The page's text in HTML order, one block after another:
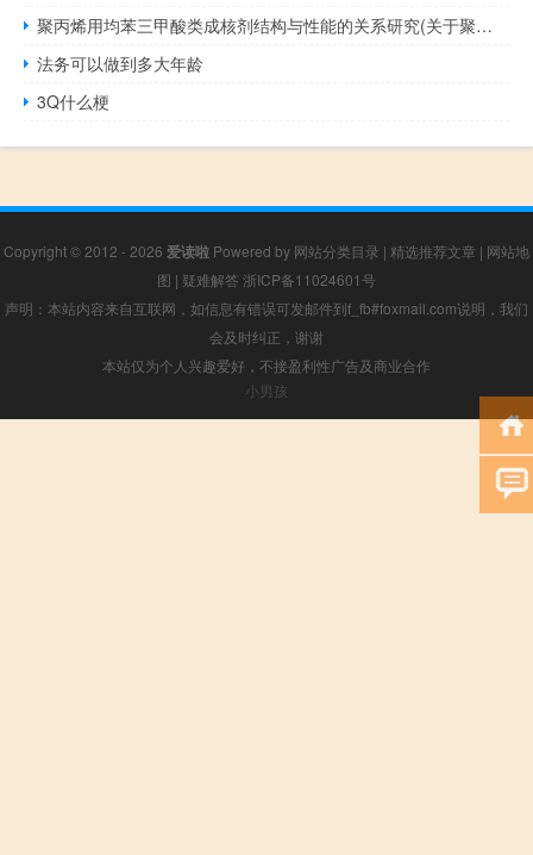
聚丙烯用均苯三甲酸类成核剂结构与性能的关系研究(关于聚丙烯用均苯三甲酸类成核剂结构与性能的关系研究简述)
法务可以做到多大年龄
3Q什么梗
Copyright © 2012 - 2026 爱读啦 Powered by 网站分类目录 | 精选推荐文章 | 网站地
图 | 疑难解答 浙ICP备11024601号
声明：本站内容来自互联网，如信息有错误可发邮件到f_fb#foxmail.com说明，我们
会及时纠正，谢谢
本站仅为个人兴趣爱好，不接盈利性广告及商业合作
小男孩